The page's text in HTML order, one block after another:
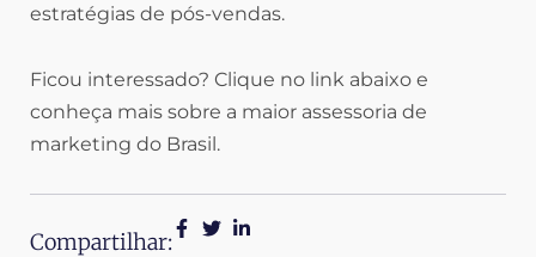
estratégias de pós-vendas.
Ficou interessado? Clique no link abaixo e
conheça mais sobre a maior assessoria de
marketing do Brasil.
Compartilhar: